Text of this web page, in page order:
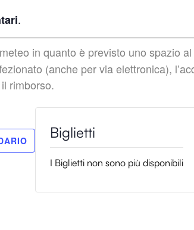
.
in quanto è previsto uno spazio
(anche per via elettronica),
rimborso.
I Biglietti non sono più disponibili